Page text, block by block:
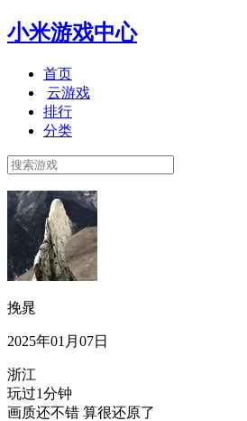
小米游戏中心
首页
云游戏
排行
分类
挽晁
2025年01月07日
浙江
玩过1分钟
画质还不错 算很还原了